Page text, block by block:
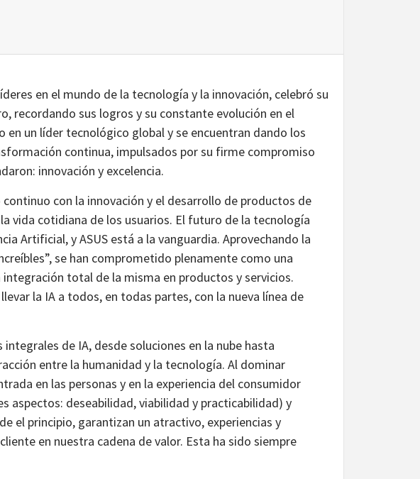
en el mundo de la tecnología y la innovación, celebró su
recordando sus logros y su constante evolución en el
un líder tecnológico global y se encuentran dando los
continua, impulsados ​​por su firme compromiso
innovación y excelencia.
con la innovación y el desarrollo de productos de
vida cotidiana de los usuarios. El futuro de la tecnología
Artificial, y ASUS está a la vanguardia. Aprovechando la
se han comprometido plenamente como una
total de la misma en productos y servicios.
la IA a todos, en todas partes, con la nueva línea de
de IA, desde soluciones en la nube hasta
entre la humanidad y la tecnología. Al dominar
en las personas y en la experiencia del consumidor
aspectos: deseabilidad, viabilidad y practicabilidad) y
el principio, garantizan un atractivo, experiencias y
en nuestra cadena de valor. Esta ha sido siempre